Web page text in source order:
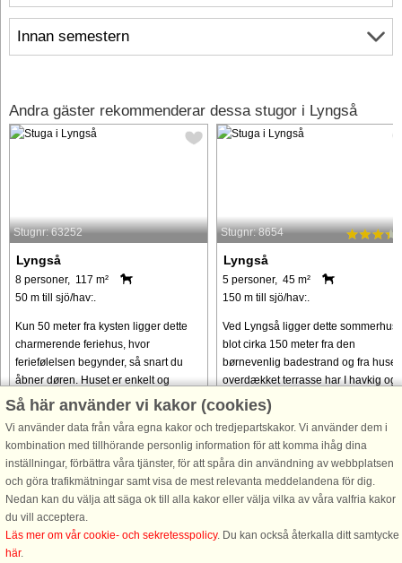
Innan semestern
Andra gäster rekommenderar dessa stugor i Lyngså
Stugnr: 63252
Lyngså
8 personer, 117 m²
50 m till sjö/hav:.
Kun 50 meter fra kysten ligger dette
charmerende feriehus, hvor
feriefølelsen begynder, så snart du
åbner døren. Huset er enkelt og
funktionelt med fokus på afslapning
från 12.324 SEK
Stugnr: 8654
Lyngså
5 personer, 45 m²
150 m till sjö/hav:.
Ved Lyngså ligger dette sommerhus
blot cirka 150 meter fra den
børnevenlig badestrand og fra
overdækket terrasse har I havkig og
kan nyde udsigten. Sommerhuset er
godt indrettet med lille entre, ...
från 3.303 SEK
Så här använder vi kakor (cookies)
Vi använder data från våra egna kakor och tredjepartskakor. Vi använder dem i
kombination med tillhörande personlig information för att komma ihåg dina
inställningar, förbättra våra tjänster, för att spåra din användning av webbplatsen
och göra trafikmätningar samt visa de mest relevanta meddelandena för dig.
Nedan kan du välja att säga ok till alla kakor eller välja vilka av våra valfria kakor
du vill acceptera.
Läs mer om vår cookie- och sekretesspolicy. Du kan också återkalla ditt samtycke
här.